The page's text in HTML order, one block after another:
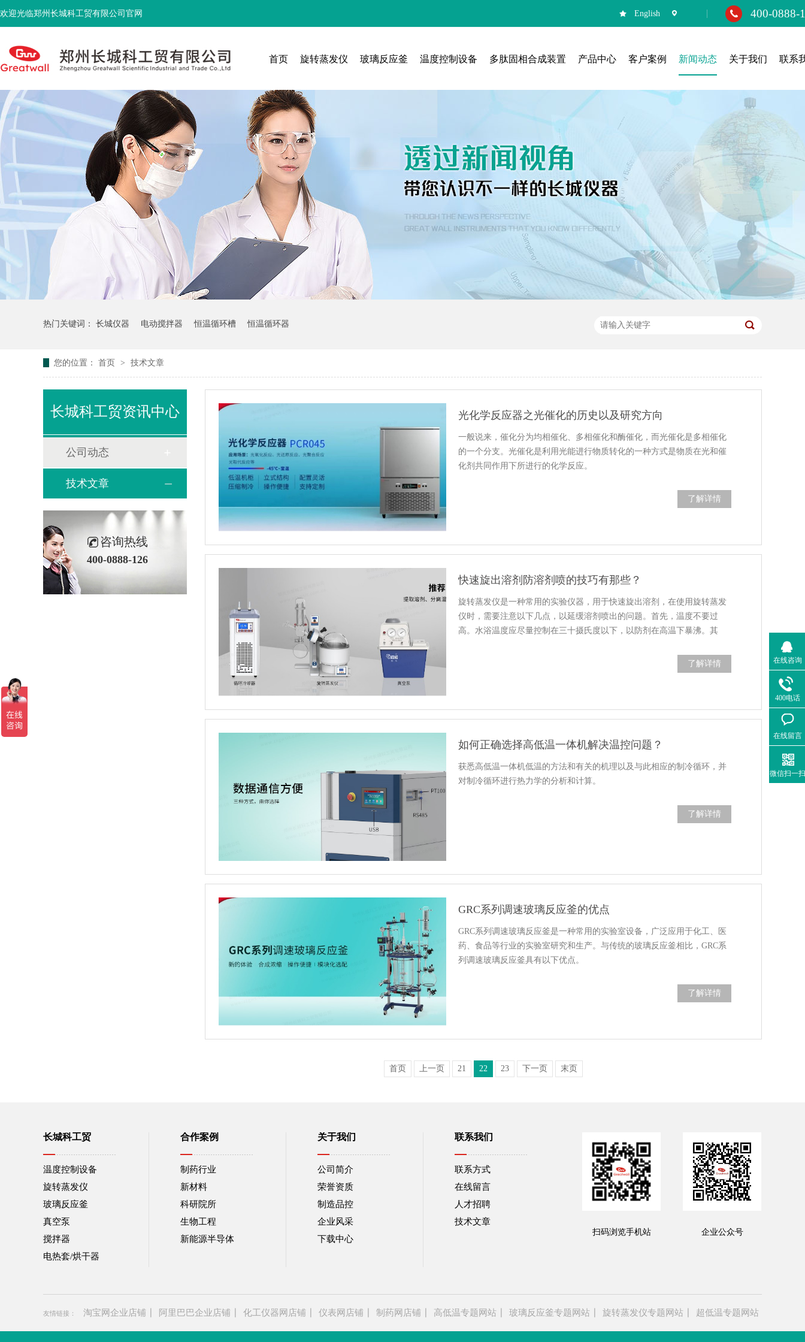
English 400-0888-
欢迎光临郑州长城科工贸有限公司官网
首页 旋转蒸发仪 玻璃反应釜 温度控制设备 多肽固相合成装置 产品中心 客户案例 新闻动态 关于我们 联系
热门关键词： 长城仪器 电动搅拌器 恒温循环槽 恒温循环器
您的位置： 首页 > 技术文章
长城科工贸资讯中心
公司动态
技术文章
咨询热线
400-0888-126
光化学反应器之光催化的历史以及研究方向
一般说来，催化分为均相催化、多相催化和酶催化，而光催化是多相催化
的一个分支。光催化是利用光能进行物质转化的一种方式是物质在光和催
化剂共同作用下所进行的化学反应。
了解详情
快速旋出溶剂防溶剂喷的技巧有那些？
旋转蒸发仪是一种常用的实验仪器，用于快速旋出溶剂，在使用旋转蒸发
仪时，需要注意以下几点，以延缓溶剂喷出的问题。首先，温度不要过
高。水浴温度应尽量控制在三十摄氏度以下，以防剂在高温下暴沸。其
了解详情
如何正确选择高低温一体机解决温控问题？
获悉高低温一体机低温的方法和有关的机理以及与此相应的制冷循环，并
对制冷循环进行热力学的分析和计算。
了解详情
GRC系列调速玻璃反应釜的优点
GRC系列调速玻璃反应釜是一种常用的实验室设备，广泛应用于化工、医
药、食品等行业的实验室研究和生产。与传统的玻璃反应釜相比，GRC系
列调速玻璃反应釜具有以下优点。
了解详情
首页 上一页 21 22 23 下一页 末页
长城科工贸
温度控制设备
旋转蒸发仪
玻璃反应釜
真空泵
搅拌器
电热套/烘干器
合作案例
制药行业
新材料
科研院所
生物工程
新能源半导体
关于我们
公司简介
荣誉资质
制造品控
企业风采
下载中心
联系我们
联系方式
在线留言
人才招聘
技术文章
扫码浏览手机站 企业公众号
友情链接： 淘宝网企业店铺 阿里巴巴企业店铺 化工仪器网店铺 仪表网店铺 制药网店铺 高低温专题网站 玻璃反应釜专题网站 旋转蒸发仪专题网站 超低温专题网站
在线咨询
400电话
在线留言
微信扫一扫